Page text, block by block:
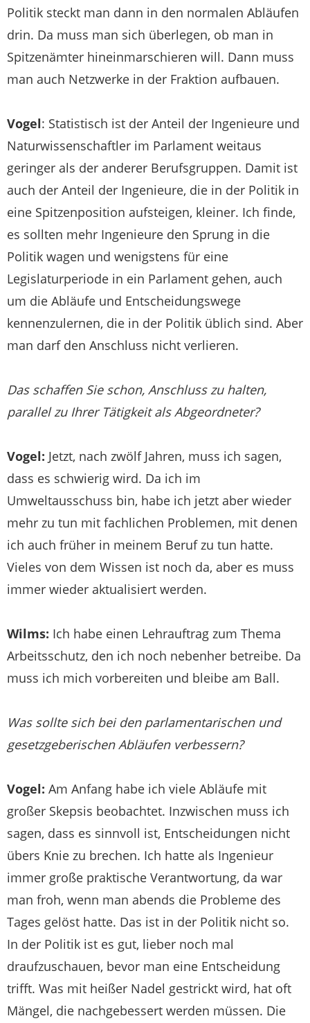
Politik steckt man dann in den normalen Abläufen
drin. Da muss man sich überlegen, ob man in
Spitzenämter hineinmarschieren will. Dann muss
man auch Netzwerke in der Fraktion aufbauen.
Vogel: Statistisch ist der Anteil der Ingenieure und
Naturwissenschaftler im Parlament weitaus
geringer als der anderer Berufsgruppen. Damit ist
auch der Anteil der Ingenieure, die in der Politik in
eine Spitzenposition aufsteigen, kleiner. Ich finde,
es sollten mehr Ingenieure den Sprung in die
Politik wagen und wenigstens für eine
Legislaturperiode in ein Parlament gehen, auch
um die Abläufe und Entscheidungswege
kennenzulernen, die in der Politik üblich sind. Aber
man darf den Anschluss nicht verlieren.
Das schaffen Sie schon, Anschluss zu halten,
parallel zu Ihrer Tätigkeit als Abgeordneter?
Vogel: Jetzt, nach zwölf Jahren, muss ich sagen,
dass es schwierig wird. Da ich im
Umweltausschuss bin, habe ich jetzt aber wieder
mehr zu tun mit fachlichen Problemen, mit denen
ich auch früher in meinem Beruf zu tun hatte.
Vieles von dem Wissen ist noch da, aber es muss
immer wieder aktualisiert werden.
Wilms: Ich habe einen Lehrauftrag zum Thema
Arbeitsschutz, den ich noch nebenher betreibe. Da
muss ich mich vorbereiten und bleibe am Ball.
Was sollte sich bei den parlamentarischen und
gesetzgeberischen Abläufen verbessern?
Vogel: Am Anfang habe ich viele Abläufe mit
großer Skepsis beobachtet. Inzwischen muss ich
sagen, dass es sinnvoll ist, Entscheidungen nicht
übers Knie zu brechen. Ich hatte als Ingenieur
immer große praktische Verantwortung, da war
man froh, wenn man abends die Probleme des
Tages gelöst hatte. Das ist in der Politik nicht so.
In der Politik ist es gut, lieber noch mal
draufzuschauen, bevor man eine Entscheidung
trifft. Was mit heißer Nadel gestrickt wird, hat oft
Mängel, die nachgebessert werden müssen. Die